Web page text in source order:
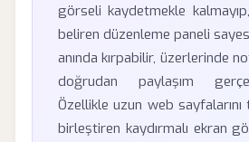
görseli kaydetmekle
beliren düzenleme paneli
anında kırpabilir, üzerlerinde
doğrudan paylaşım
Özellikle uzun web
birleştiren kaydırmalı ekran